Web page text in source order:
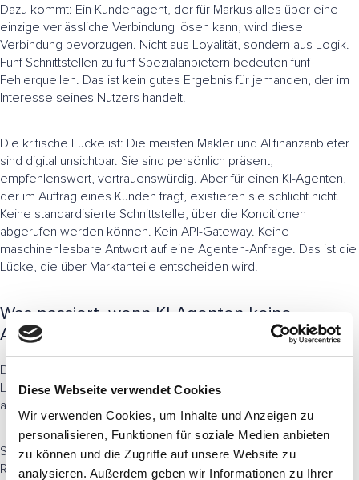
Diese Webseite verwendet Cookies
Wir verwenden Cookies, um Inhalte und Anzeigen zu
personalisieren, Funktionen für soziale Medien anbieten
zu können und die Zugriffe auf unsere Website zu
analysieren. Außerdem geben wir Informationen zu Ihrer
Dazu kommt: Ein Kundenagent, der für Markus alles über eine
einzige verlässliche Verbindung lösen kann, wird diese
Verbindung bevorzugen. Nicht aus Loyalität, sondern aus Logik.
Fünf Schnittstellen zu fünf Spezialanbietern bedeuten fünf
Fehlerquellen. Das ist kein gutes Ergebnis für jemanden, der im
Interesse seines Nutzers handelt.
Die kritische Lücke ist: Die meisten Makler und Allfinanzanbieter
sind digital unsichtbar. Sie sind persönlich präsent,
empfehlenswert, vertrauenswürdig. Aber für einen KI-Agenten,
der im Auftrag eines Kunden fragt, existieren sie schlicht nicht.
Keine standardisierte Schnittstelle, über die Konditionen
abgerufen werden können. Kein API-Gateway. Keine
maschinenlesbare Antwort auf eine Agenten-Anfrage. Das ist die
Lücke, die über Marktanteile entscheiden wird.
Was passiert, wenn KI-Agenten keine
Anlaufstelle finden
Der Markt wird sich aufteilen, und zwar nicht entlang der alten
Linien von Online und Offline, sondern entlang einer neuen:
agentenkompatibel und nicht agentenkompatibel.
Standardisierbare Produkte, Kfz, einfache Haftpflicht,
Reiseversicherung, wandern zu Vergleichsportalen. Nicht weil